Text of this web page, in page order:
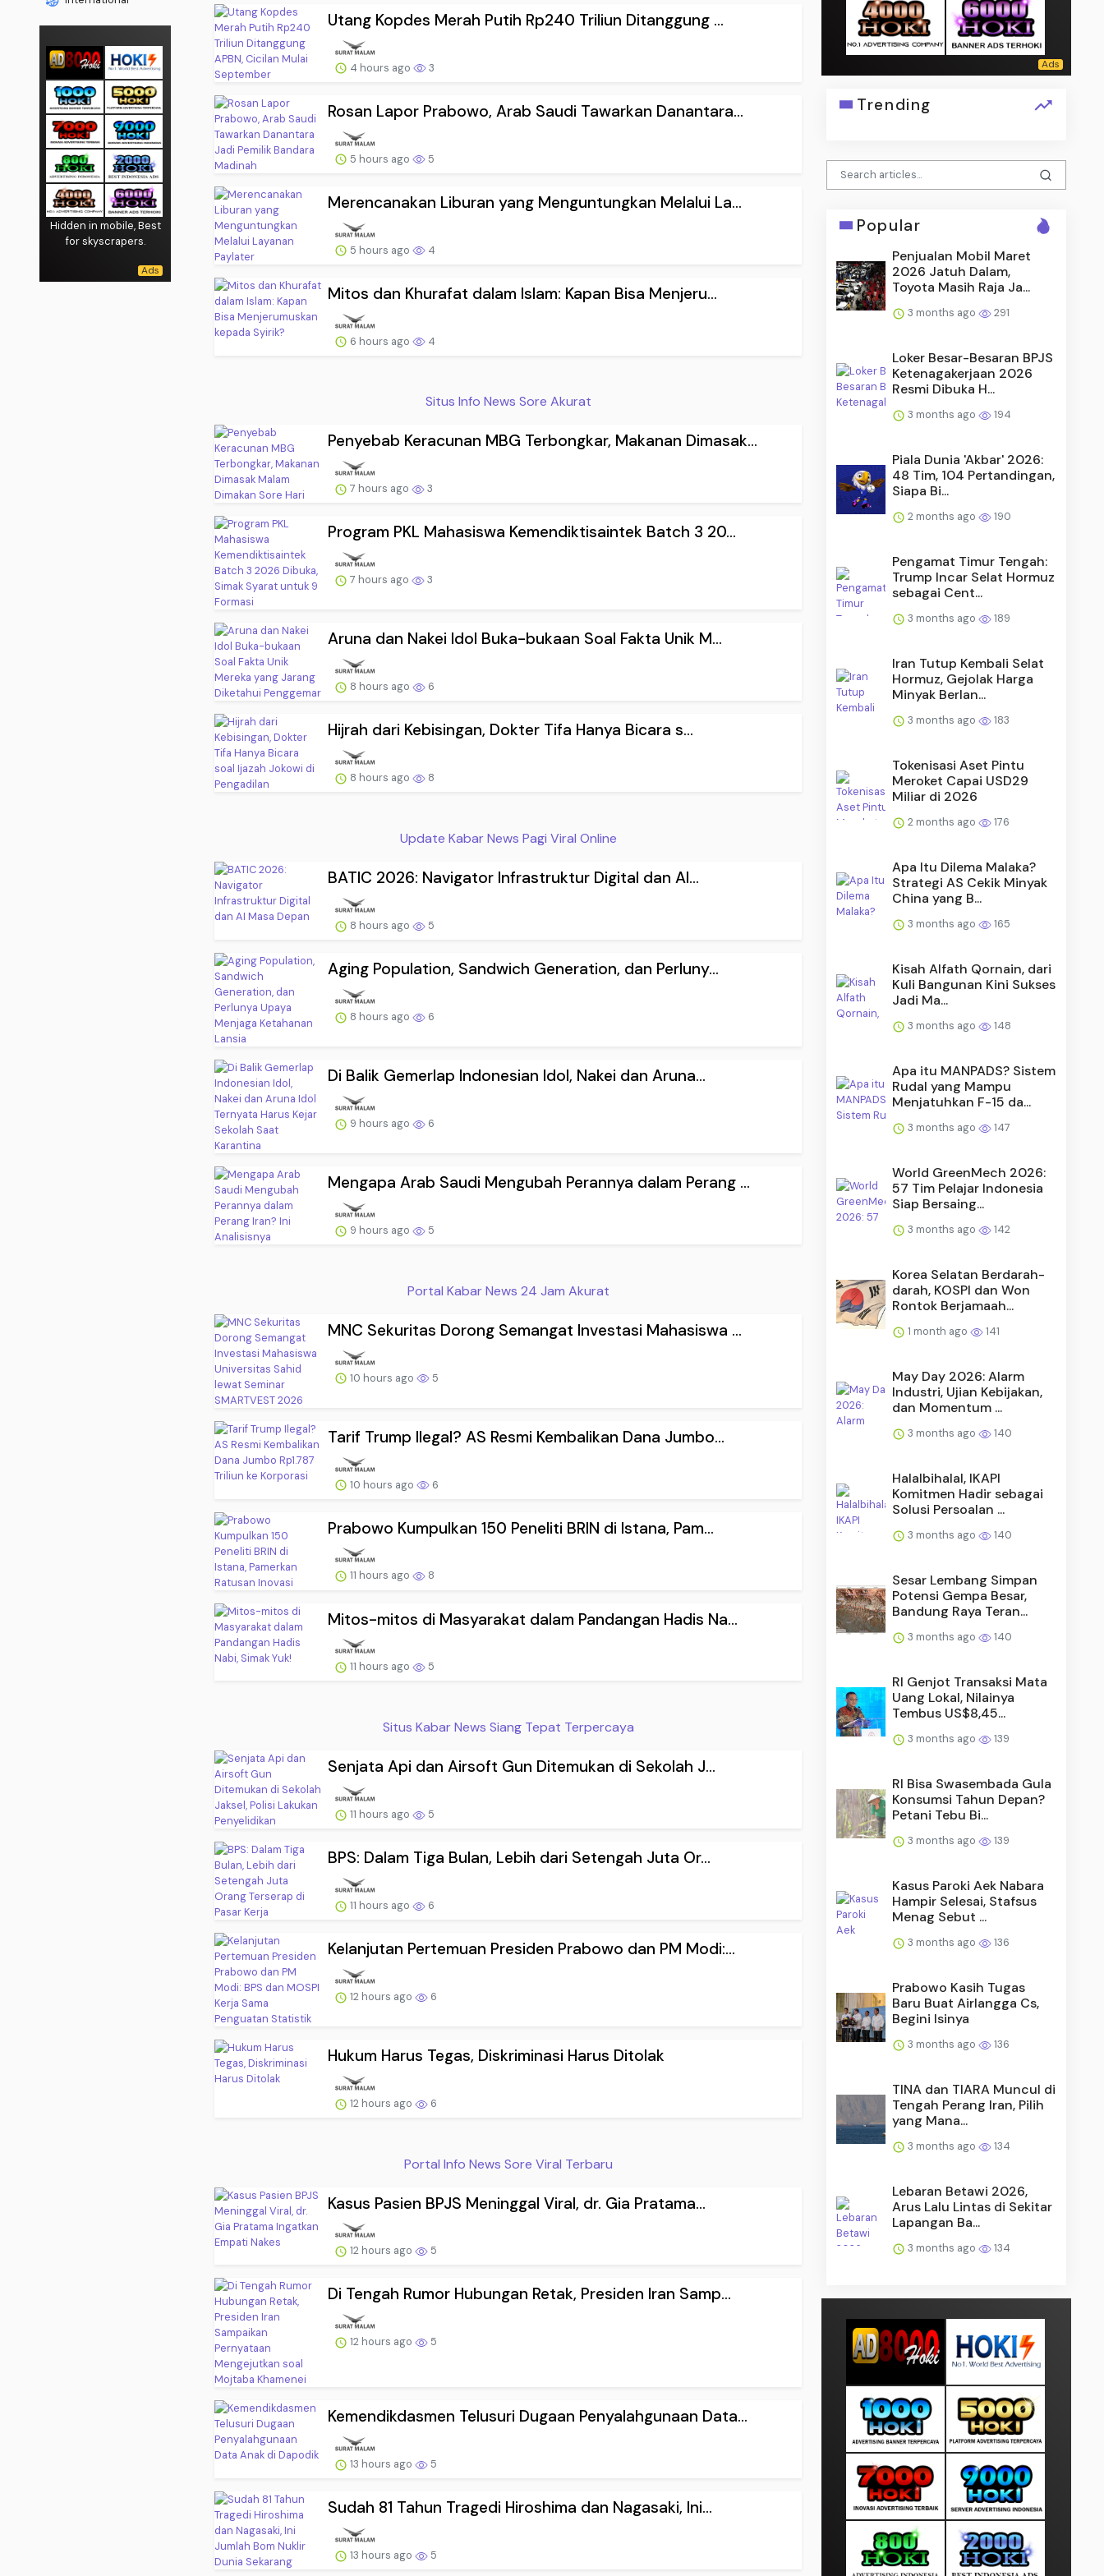
Hidden in mobile, Best
for skyscrapers.
Utang Kopdes Merah Putih Rp240 Triliun Ditanggung ...
4 hours ago 3
Rosan Lapor Prabowo, Arab Saudi Tawarkan Danantara...
5 hours ago 5
Merencanakan Liburan yang Menguntungkan Melalui La...
5 hours ago 4
Mitos dan Khurafat dalam Islam: Kapan Bisa Menjeru...
6 hours ago 4
Situs Info News Sore Akurat
Penyebab Keracunan MBG Terbongkar, Makanan Dimasak...
7 hours ago 3
Program PKL Mahasiswa Kemendiktisaintek Batch 3 20...
7 hours ago 3
Aruna dan Nakei Idol Buka-bukaan Soal Fakta Unik M...
8 hours ago 6
Hijrah dari Kebisingan, Dokter Tifa Hanya Bicara s...
8 hours ago 8
Update Kabar News Pagi Viral Online
BATIC 2026: Navigator Infrastruktur Digital dan AI...
8 hours ago 5
Aging Population, Sandwich Generation, dan Perluny...
8 hours ago 6
Di Balik Gemerlap Indonesian Idol, Nakei dan Aruna...
9 hours ago 6
Mengapa Arab Saudi Mengubah Perannya dalam Perang ...
9 hours ago 5
Portal Kabar News 24 Jam Akurat
MNC Sekuritas Dorong Semangat Investasi Mahasiswa ...
10 hours ago 5
Tarif Trump Ilegal? AS Resmi Kembalikan Dana Jumbo...
10 hours ago 6
Prabowo Kumpulkan 150 Peneliti BRIN di Istana, Pam...
11 hours ago 8
Mitos-mitos di Masyarakat dalam Pandangan Hadis Na...
11 hours ago 5
Situs Kabar News Siang Tepat Terpercaya
Senjata Api dan Airsoft Gun Ditemukan di Sekolah J...
11 hours ago 5
BPS: Dalam Tiga Bulan, Lebih dari Setengah Juta Or...
11 hours ago 6
Kelanjutan Pertemuan Presiden Prabowo dan PM Modi:...
12 hours ago 6
Hukum Harus Tegas, Diskriminasi Harus Ditolak
12 hours ago 6
Portal Info News Sore Viral Terbaru
Kasus Pasien BPJS Meninggal Viral, dr. Gia Pratama...
12 hours ago 5
Di Tengah Rumor Hubungan Retak, Presiden Iran Samp...
12 hours ago 5
Kemendikdasmen Telusuri Dugaan Penyalahgunaan Data...
13 hours ago 5
Sudah 81 Tahun Tragedi Hiroshima dan Nagasaki, Ini...
13 hours ago 5
Trending
Popular
Penjualan Mobil Maret
2026 Jatuh Dalam,
Toyota Masih Raja Ja...
3 months ago 291
Loker Besar-Besaran BPJS
Ketenagakerjaan 2026
Resmi Dibuka H...
3 months ago 194
Piala Dunia 'Akbar' 2026:
48 Tim, 104 Pertandingan,
Siapa Bi...
2 months ago 190
Pengamat Timur Tengah:
Trump Incar Selat Hormuz
sebagai Cent...
3 months ago 189
Iran Tutup Kembali Selat
Hormuz, Gejolak Harga
Minyak Berlan...
3 months ago 183
Tokenisasi Aset Pintu
Meroket Capai USD29
Miliar di 2026
2 months ago 176
Apa Itu Dilema Malaka?
Strategi AS Cekik Minyak
China yang B...
3 months ago 165
Kisah Alfath Qornain, dari
Kuli Bangunan Kini Sukses
Jadi Ma...
3 months ago 148
Apa itu MANPADS? Sistem
Rudal yang Mampu
Menjatuhkan F-15 da...
3 months ago 147
World GreenMech 2026:
57 Tim Pelajar Indonesia
Siap Bersaing...
3 months ago 142
Korea Selatan Berdarah-
darah, KOSPI dan Won
Rontok Berjamaah...
1 month ago 141
May Day 2026: Alarm
Industri, Ujian Kebijakan,
dan Momentum ...
3 months ago 140
Halalbihalal, IKAPI
Komitmen Hadir sebagai
Solusi Persoalan ...
3 months ago 140
Sesar Lembang Simpan
Potensi Gempa Besar,
Bandung Raya Teran...
3 months ago 140
RI Genjot Transaksi Mata
Uang Lokal, Nilainya
Tembus US$8,45...
3 months ago 139
RI Bisa Swasembada Gula
Konsumsi Tahun Depan?
Petani Tebu Bi...
3 months ago 139
Kasus Paroki Aek Nabara
Hampir Selesai, Stafsus
Menag Sebut ...
3 months ago 136
Prabowo Kasih Tugas
Baru Buat Airlangga Cs,
Begini Isinya
3 months ago 136
TINA dan TIARA Muncul di
Tengah Perang Iran, Pilih
yang Mana...
3 months ago 134
Lebaran Betawi 2026,
Arus Lalu Lintas di Sekitar
Lapangan Ba...
3 months ago 134